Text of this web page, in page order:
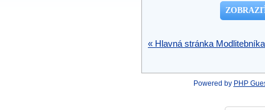
« Hlavná stránka Modlitebníka
Powered by PHP